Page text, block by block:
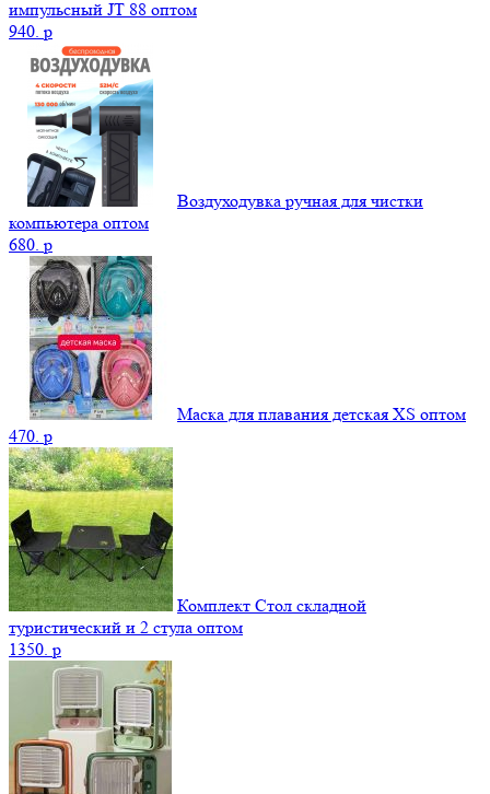
импульсный JT 88 оптом
940. p
Воздуходувка ручная для чистки
компьютера оптом
680. p
Маска для плавания детская XS оптом
470. p
Комплект Стол складной
туристический и 2 стула оптом
1350. p